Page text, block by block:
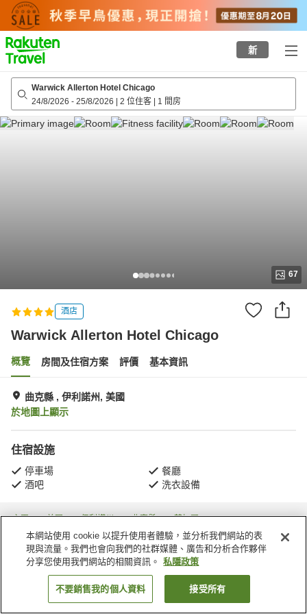
to
top
page
新
Warwick Allerton Hotel Chicago
24/8/2026 - 25/8/2026 | 2 位住客 | 1 間房
67
酒店
Warwick Allerton Hotel Chicago
概覽 房間及住宿方案 評價 基本資訊
曲克縣 , 伊利諾州, 美國
於地圖上顯示
住宿設施
停車場
餐廳
酒吧
洗衣設備
主頁 美國 伊利諾州 曲克縣
芝加哥
Warwick Allerton Hotel Chicago
找客房
本網站使用 cookie 以提升使用者體驗，並分析我們網站的表
現與流量。我們也會向我們的社群媒體、廣告和分析合作夥伴
分享您使用我們網站的相關資訊。
私隱政策
不要銷售我的個人資料 接受所有